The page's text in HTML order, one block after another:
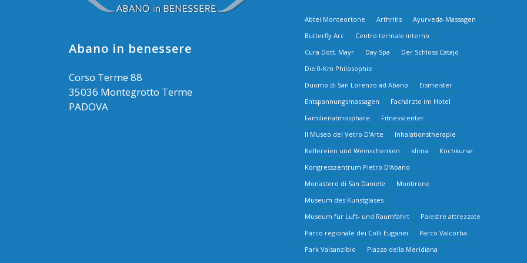
Abano in benessere
Corso Terme 88
35036 Montegrotto Terme
PADOVA
Abtei Monteortone Arthritis
Ayurveda-Massagen
Butterfly Arc
Centro termale interno
Cura Dott. Mayr
Day Spa
Der Schloss Catajo
Die 0-Km Philosophie
Duomo di San Lorenzo ad Abano
Eismeister
Entspannungsmassagen
Fachärzte im Hotel
Familienatmosphäre
Fitnesscenter
Il Museo del Vetro D'Arte
Inhalationstherapie
Kellereien und Weinschenken
klima
Kochkurse
Kongresszentrum Pietro D'Abano
Monastero di San Daniele
Montirone
Museum des Kunstglases
Museum für Luft- und Raumfahrt
Palestre attrezzate
Parco regionale dei Colli Euganei
Parco Valcorba
Park Valsanzibio
Piazza della Meridiana